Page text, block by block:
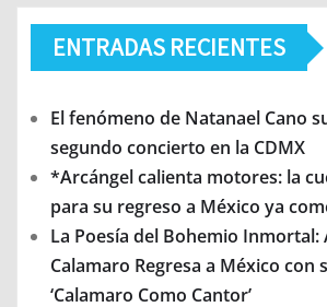
ENTRADAS RECIENTES
El fenómeno de Natanael Cano
segundo concierto en la CDMX
*Arcángel calienta motores: la
para su regreso a México ya
La Poesía del Bohemio Inmortal:
Calamaro Regresa a México con
‘Calamaro Como Cantor’